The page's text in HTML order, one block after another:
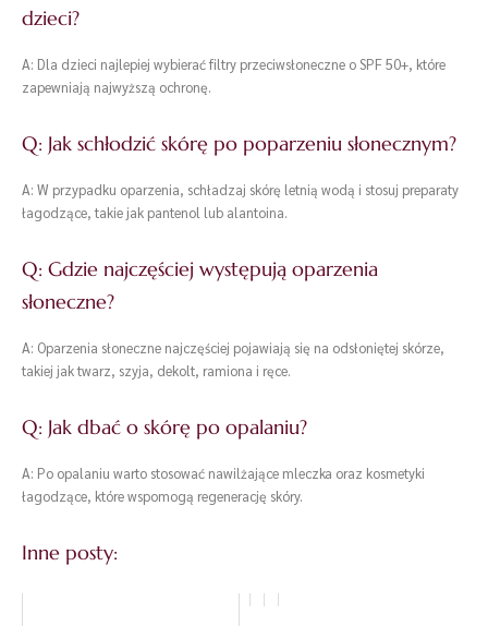
dzieci?
A: Dla dzieci najlepiej wybierać filtry przeciwsłoneczne o SPF 50+, które
zapewniają najwyższą ochronę.
Q: Jak schłodzić skórę po poparzeniu słonecznym?
A: W przypadku oparzenia, schładzaj skórę letnią wodą i stosuj preparaty
łagodzące, takie jak pantenol lub alantoina.
Q: Gdzie najczęściej występują oparzenia
słoneczne?
A: Oparzenia słoneczne najczęściej pojawiają się na odsłoniętej skórze,
takiej jak twarz, szyja, dekolt, ramiona i ręce.
Q: Jak dbać o skórę po opalaniu?
A: Po opalaniu warto stosować nawilżające mleczka oraz kosmetyki
łagodzące, które wspomogą regenerację skóry.
Inne posty: